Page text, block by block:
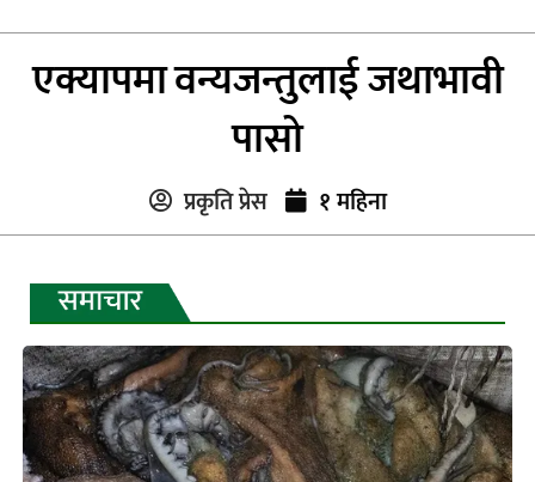
एक्यापमा वन्यजन्तुलाई जथाभावी
पासो
प्रकृति प्रेस १ महिना